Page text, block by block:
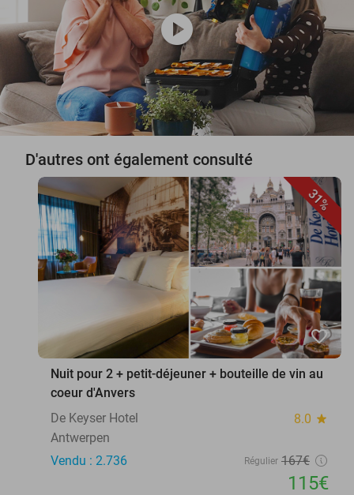
play_circle
D'autres ont également consulté
31%
favorite_border
Nuit pour 2 + petit-déjeuner + bouteille de vin au
coeur d'Anvers
De Keyser Hotel
8.0 star
Antwerpen
Vendu : 2.736
Régulier 167€
115€